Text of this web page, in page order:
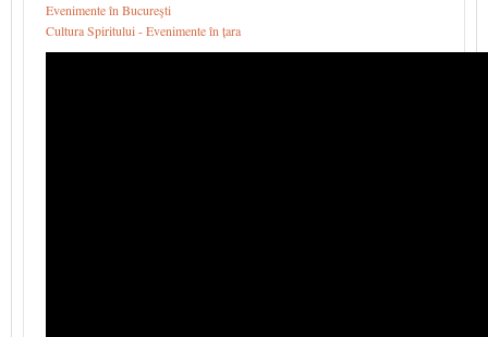
Evenimente în Bucureşti
Cultura Spiritului - Evenimente în țara